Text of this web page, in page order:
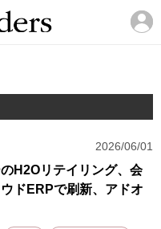
2026/06/01
H2Oリテイリング、会
ドERPで刷新、アドオ